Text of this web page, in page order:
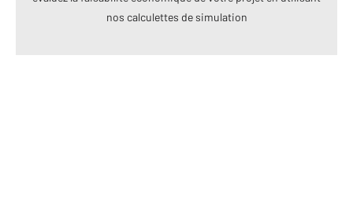
nos calculettes de simulation